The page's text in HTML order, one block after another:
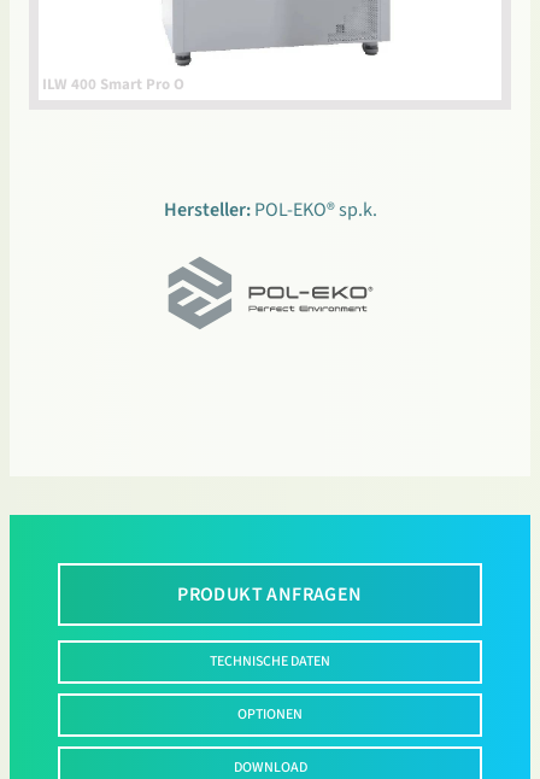
ILW 400 Smart Pro O
Hersteller: POL-EKO® sp.k.
PRODUKT ANFRAGEN
TECHNISCHE DATEN
OPTIONEN
DOWNLOAD